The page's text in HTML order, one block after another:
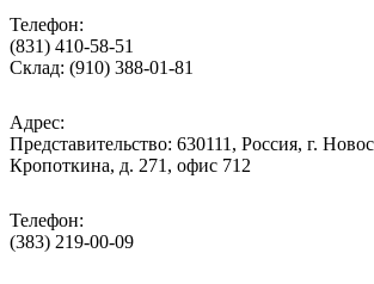
Телефон:
(831) 410-58-51
Склад: (910) 388-01-81
Адрес:
Представительство: 630111, Россия, г.
Кропоткина, д. 271, офис 712
Телефон:
(383) 219-00-09